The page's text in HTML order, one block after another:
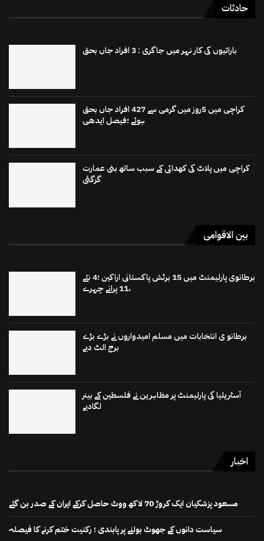
حادثات
باراتیوں کی کار نہر میں جاگری : 3 افراد جاں بحق
کراچی میں 5روز میں گرمی سے 427 افراد جاں بحق
ہوئے ؛فیصل ایدھی
کراچی میں پلاٹ کی کھدائی کے سبب ساتھ بنی عمارت
گرگئی
بین الاقوامی
برطانوی پارلیمنٹ میں 15 برٹش پاکستانی اراکین ؛4 نئے
،11 پرانے چہرے
برطانو ی انتخابات میں مسلم امیدواروں نے بڑے بڑے
برج الٹ دیے
آسٹریلیا کی پارلیمنٹ پر مظاہرین نے فلسطین کے بینر
لگادیے
اخبار
مسعود پزشکیان ایک کروڑ 70 لاکھ ووٹ حاصل کرکے ایران کے صدر بن گئے
سیاست دانوں کے جھوٹ بولنے پر پابندی ؛ رکنیت ختم کرنے کا فیصلہ